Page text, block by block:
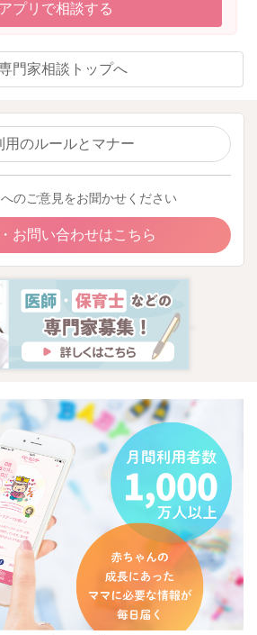
アプリで相談する
門家相談トップへ
用のルールとマナー
のご意見をお聞かせください
お問い合わせはこちら